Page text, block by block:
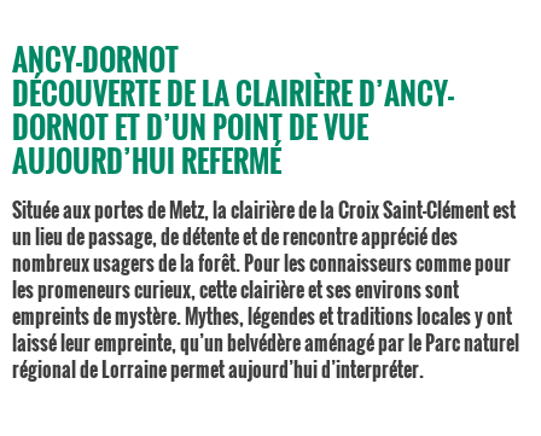
ANCY-DORNOT
DÉCOUVERTE DE LA CLAIRIÈRE D’ANCY-
DORNOT ET D’UN POINT DE VUE
AUJOURD’HUI REFERMÉ
Située aux portes de Metz, la clairière de la Croix Saint-Clément est
un lieu de passage, de détente et de rencontre apprécié des
nombreux usagers de la forêt. Pour les connaisseurs comme pour
les promeneurs curieux, cette clairière et ses environs sont
empreints de mystère. Mythes, légendes et traditions locales y ont
laissé leur empreinte, qu’un belvédère aménagé par le Parc naturel
régional de Lorraine permet aujourd’hui d’interpréter.